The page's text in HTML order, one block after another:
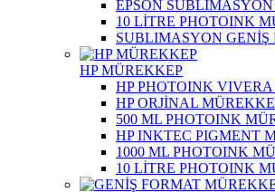
EPSON
10 LİTRE PHOTOINK
SUBLIMASYON GENİŞ
HP MÜREKKEP
HP PHOTOINK
HP ORJİNAL
500 ML PHOTOINK
HP INKTEC PIGMENT
1000 ML PHOTOINK
10 LİTRE PHOTOINK